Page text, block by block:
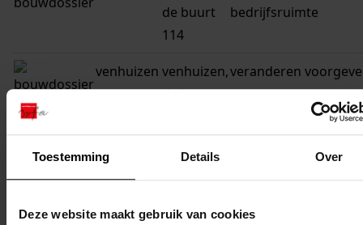
Toestemming Details Over
Deze website maakt gebruik van cookies
de buurt
114
bedrijfsruimte
venhuizen venhuizen,
de buurt
veranderen
venhuizen
venhuizen,